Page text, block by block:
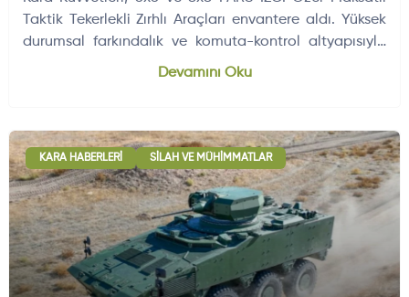
Taktik Tekerlekli Zırhlı Araçları envantere aldı. Yüksek
durumsal farkındalık ve komuta-kontrol altyapısıyla
Devamını Oku
KARA HABERLERI SILAH VE MÜHIMMATLAR